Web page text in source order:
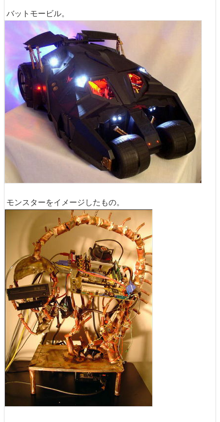
バットモービル。
モンスターをイメージしたもの。